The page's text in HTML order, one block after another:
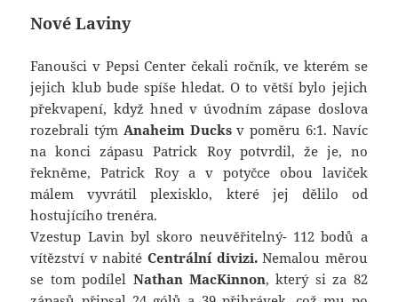
Nové Laviny
Fanoušci v Pepsi Center čekali ročník, ve kterém se
jejich klub bude spíše hledat. O to větší bylo jejich
překvapení, když hned v úvodním zápase doslova
rozebrali tým Anaheim Ducksv poměru 6:1. Navíc
na konci zápasu Patrick Roy potvrdil, že je, no
řekněme, Patrick Roy a v potyčce obou laviček
málem vyvrátil plexisklo, které jej dělilo od
hostujícího trenéra.
Vzestup Lavin byl skoro neuvěřitelný- 112 bodů a
vítězství v nabité Centrální divizi.Nemalou měrou
se tom podílel Nathan MacKinnon, který si za 82